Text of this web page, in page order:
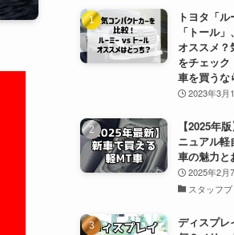
トヨタ「
「トール
オススメ？
をチェック
車を買うな
2023年3月
【2025年
ニュアル軽
車の魅力と
2025年2月
スタッフ
ディスプレ